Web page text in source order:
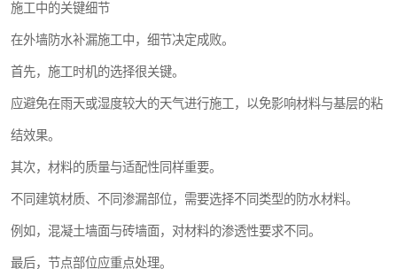
施工中的关键细节
在外墙防水补漏施工中，细节决定成败。
首先，施工时机的选择很关键。
应避免在雨天或湿度较大的天气进行施工，以免影响材料与基层的粘
结效果。
其次，材料的质量与适配性同样重要。
不同建筑材质、不同渗漏部位，需要选择不同类型的防水材料。
例如，混凝土墙面与砖墙面，对材料的渗透性要求不同。
最后，节点部位应重点处理。